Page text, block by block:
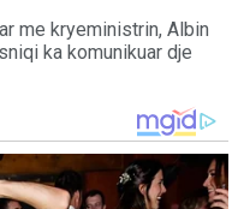
me kryeministrin, Albin
ka komunikuar dje